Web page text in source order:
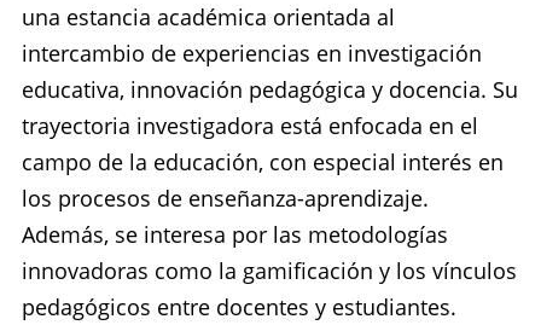
una estancia académica orientada al
intercambio de experiencias en investigación
educativa, innovación pedagógica y docencia. Su
trayectoria investigadora está enfocada en el
campo de la educación, con especial interés en
los procesos de enseñanza-aprendizaje.
Además, se interesa por las metodologías
innovadoras como la gamificación y los vínculos
pedagógicos entre docentes y estudiantes.